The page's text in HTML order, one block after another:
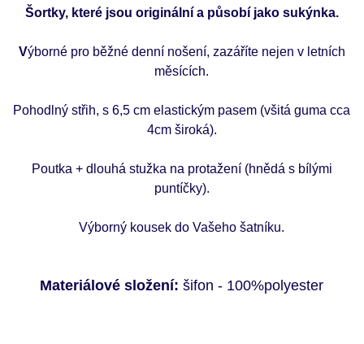
Šortky, které jsou originální a působí jako sukýnka.
Výborné pro běžné denní nošení, zazáříte nejen v letních
měsících.
Pohodlný střih, s 6,5 cm elastickým pasem (všitá guma cca
4cm široká).
Poutka + dlouhá stužka na protažení (hnědá s bílými
puntíčky).
Výborný kousek do Vašeho šatníku.
Materiálové složení: šifon - 100%polyester